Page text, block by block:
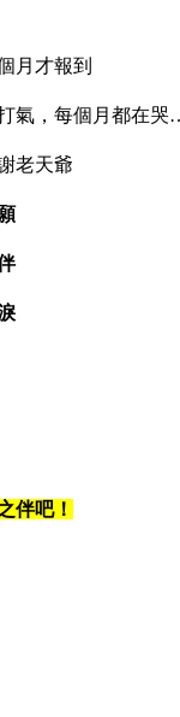
月才報到
氣，每個月都在哭
老天爺
伴吧！